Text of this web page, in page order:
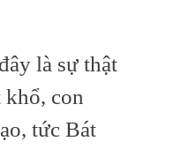
là sự thật
con
tức Bát